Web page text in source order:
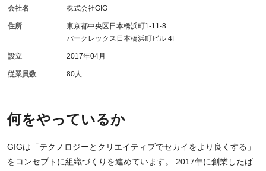
何をやっているか
GIGは「テクノロジーとクリエイティブでセカイをより良くする」
をコンセプトに組織づくりを進めています。 2017年に創業したば
会社名 株式会社GIG
住所
東京都中央区日本橋浜町1-11-8
パークレックス日本橋浜町ビル 4F
設立 2017年04月
従業員数 80人